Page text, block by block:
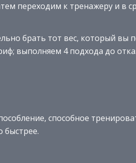
переходим к тренажеру и в
брать тот вес, который вы
выполняем 4 подхода до
способное
быстрее.